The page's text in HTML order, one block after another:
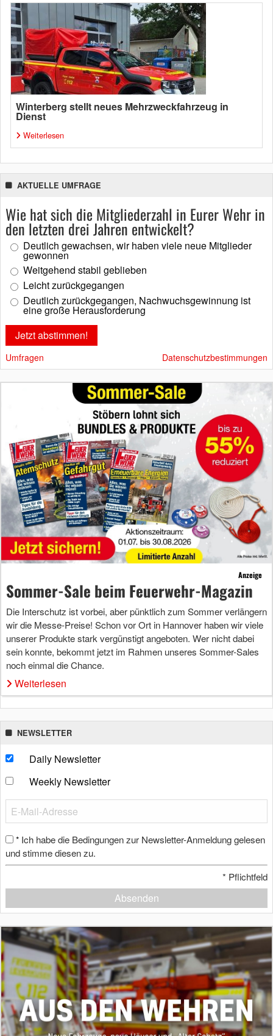
Winterberg stellt neues Mehrzweckfahrzeug in
Dienst
Weiterlesen
AKTUELLE UMFRAGE
Wie hat sich die Mitgliederzahl in Eurer Wehr in
den letzten drei Jahren entwickelt?
Deutlich gewachsen, wir haben viele neue Mitglieder
gewonnen
Weitgehend stabil geblieben
Leicht zurückgegangen
Deutlich zurückgegangen, Nachwuchsgewinnung ist
eine große Herausforderung
Umfragen Datenschutzbestimmungen
Anzeige
Sommer-Sale beim Feuerwehr-Magazin
Die Interschutz ist vorbei, aber pünktlich zum Sommer verlängern
wir die Messe-Preise! Schon vor Ort in Hannover haben wir viele
unserer Produkte stark vergünstigt angeboten. Wer nicht dabei
sein konnte, bekommt jetzt im Rahmen unseres Sommer-Sales
noch einmal die Chance.
Weiterlesen
NEWSLETTER
Daily Newsletter
Weekly Newsletter
* Ich habe die Bedingungen zur Newsletter-Anmeldung gelesen
und stimme diesen zu.
* Pflichtfeld
Absenden